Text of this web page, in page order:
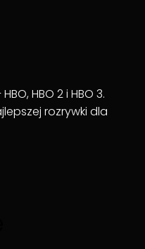
HBO 2 i HBO 3.
rozrywki dla